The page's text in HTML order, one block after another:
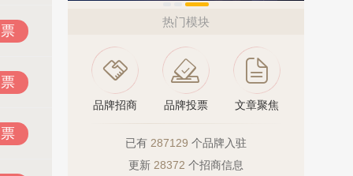
热门模块
品牌招商 品牌投票 文章聚焦
已有 287129 个品牌入驻
更新 28372 个招商信息